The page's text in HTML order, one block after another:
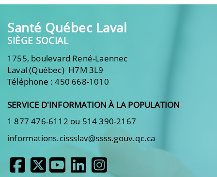
Santé Québec Laval
SIÈGE SOCIAL
1755, boulevard René-Laennec
Laval (Québec) H7M 3L9
Téléphone : 450 668-1010
SERVICE D'INFORMATION À LA POPULATION
1 877 476-6112 ou 514 390-2167
informations.cissslav@ssss.gouv.qc.ca